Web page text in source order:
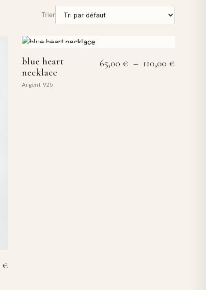
Trier
€
blue heart
necklace
Argent 925
65,00 € – 110,00 €